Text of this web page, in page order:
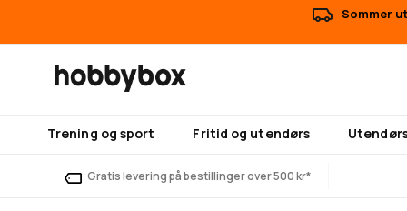
Sommer
Trening og sport Fritid og utendørs
Gratis levering på bestillinger over 500 kr*